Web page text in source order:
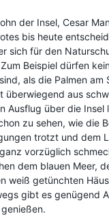
der Insel, Cesar
bis heute
sich für den
Beispiel dürfen
als die Palmen am
überwiegend aus
Ausflug über die Insel
zu sehen, wie die
trotzt und dem
vorzüglich
dem blauen Meer,
weiß getünchten
gibt es genügend